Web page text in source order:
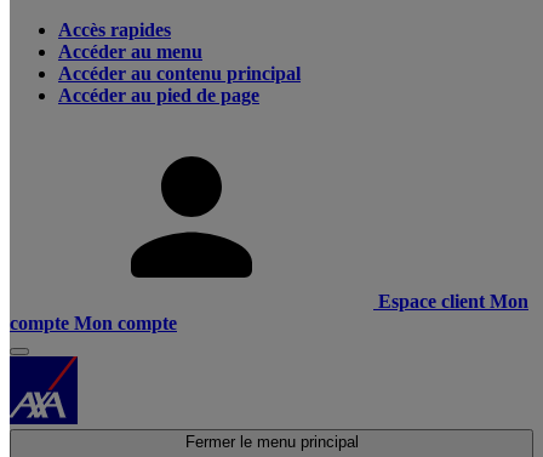
Accès rapides
Accéder au menu
Accéder au contenu principal
Accéder au pied de page
Espace client Mon
compte Mon compte
Fermer le menu principal